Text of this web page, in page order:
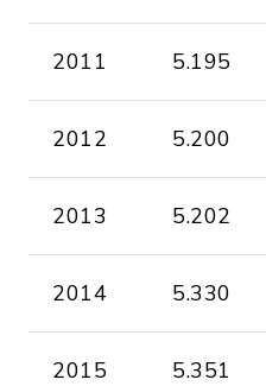
2011 5.195
2012 5.200
2013 5.202
2014 5.330
2015 5.351